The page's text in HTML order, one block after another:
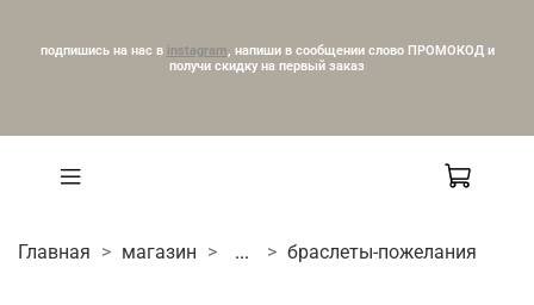
подпишись на нас в instagram, напиши в сообщении слово ПРОМОКОД и
получи скидку на первый заказ
Главная магазин ... браслеты-пожелания